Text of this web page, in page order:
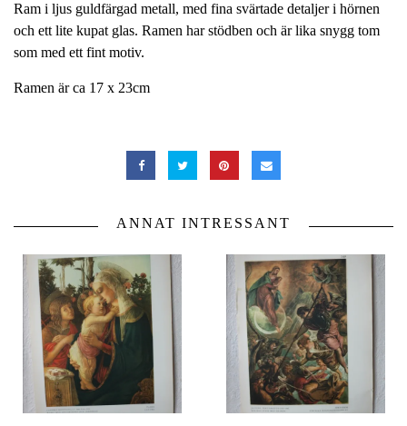
Ram i ljus guldfärgad metall, med fina svärtade detaljer i hörnen
och ett lite kupat glas. Ramen har stödben och är lika snygg tom
som med ett fint motiv.
Ramen är ca 17 x 23cm
ANNAT INTRESSANT